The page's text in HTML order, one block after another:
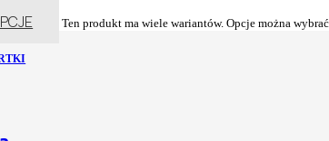
Ten produkt ma wiele wariantów. Opcje można